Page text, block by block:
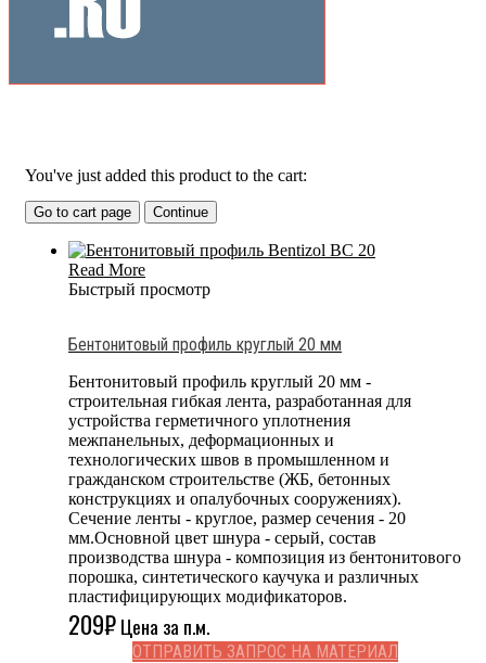
You've just added this product to the cart:
Go to cart page Continue
Read More
Быстрый просмотр
Бентонитовый профиль круглый 20 мм
Бентонитовый профиль круглый 20 мм -
строительная гибкая лента, разработанная для
устройства герметичного уплотнения
межпанельных, деформационных и
технологических швов в промышленном и
гражданском строительстве (ЖБ, бетонных
конструкциях и опалубочных сооружениях).
Сечение ленты - круглое, размер сечения - 20
мм.Основной цвет шнура - серый, состав
производства шнура - композиция из бентонитового
порошка, синтетического каучука и различных
пластифицирующих модификаторов.
209₽Цена за п.м.
ОТПРАВИТЬ ЗАПРОС НА МАТЕРИАЛ